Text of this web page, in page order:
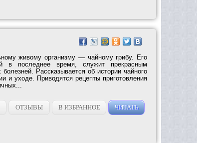
живому организму — чайному грибу. Его
в последнее время, служит прекрасным
Рассказывается об истории чайного
и уходе. Приводятся рецепты приготовления
ОТЗЫВЫ В ИЗБРАННОЕ ЧИТАТЬ